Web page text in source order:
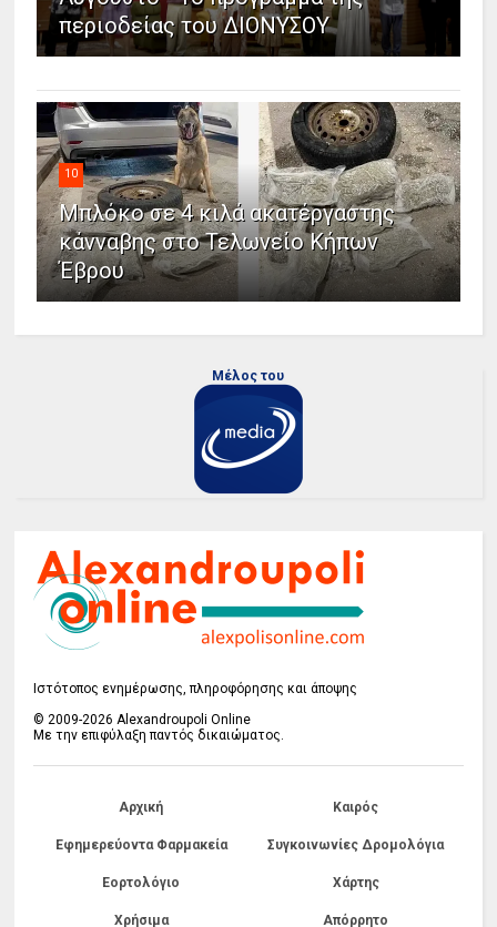
περιοδείας του ΔΙΟΝΥΣΟΥ
10
Μπλόκο σε 4 κιλά ακατέργαστης
κάνναβης στο Τελωνείο Κήπων
Έβρου
Μέλος του
Ιστότοπος ενημέρωσης, πληροφόρησης και άποψης
© 2009-2026 Alexandroupoli Online
Με την επιφύλαξη παντός δικαιώματος.
Αρχική Καιρός
Εφημερεύοντα Φαρμακεία Συγκοινωνίες Δρομολόγια
Εορτολόγιο Χάρτης
Χρήσιμα Απόρρητο